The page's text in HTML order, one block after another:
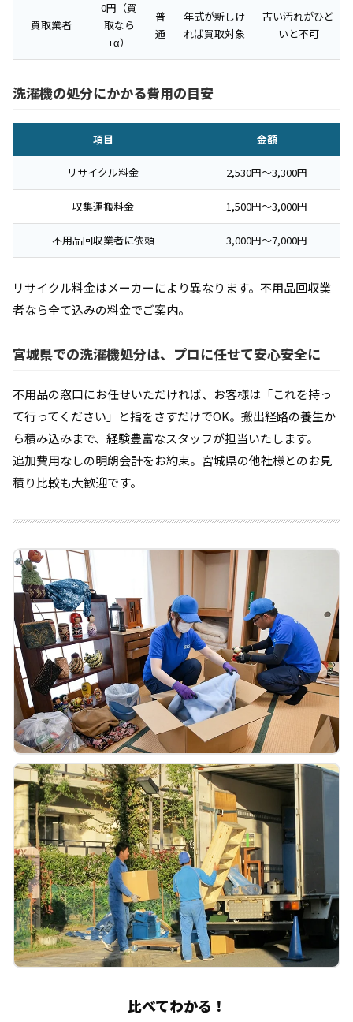
買取業者
0円（買
取なら
+α）
普
通
年式が新しけ
れば買取対象
古い汚れがひど
いと不可
洗濯機の処分にかかる費用の目安
項目 金額
リサイクル料金 2,530円〜3,300円
収集運搬料金 1,500円〜3,000円
不用品回収業者に依頼 3,000円〜7,000円
リサイクル料金はメーカーにより異なります。不用品回収業
者なら全て込みの料金でご案内。
宮城県での洗濯機処分は、プロに任せて安心安全に
不用品の窓口にお任せいただければ、お客様は「これを持っ
て行ってください」と指をさすだけでOK。搬出経路の養生か
ら積み込みまで、経験豊富なスタッフが担当いたします。
追加費用なしの明朗会計をお約束。宮城県の他社様とのお見
積り比較も大歓迎です。
比べてわかる！